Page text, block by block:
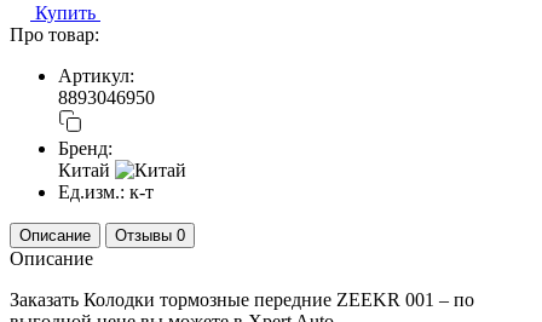
Купить
Про товар:
Артикул:
8893046950
Бренд:
Китай
Ед.изм.: к-т
Описание Отзывы 0
Описание
Заказать Колодки тормозные передние ZEEKR 001 – по